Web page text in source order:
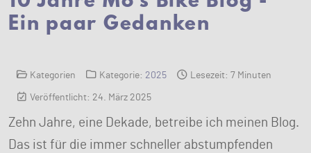
Ein paar Gedanken
Kategorien Kategorie: 2025 Lesezeit: 7 Minuten
Veröffentlicht: 24. März 2025
Zehn Jahre, eine Dekade, betreibe ich meinen Blog.
Das ist für die immer schneller abstumpfenden